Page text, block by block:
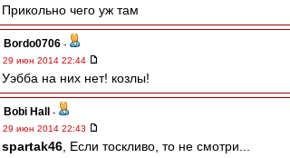
Прикольно чего уж там
Bordo0706 -
29 июн 2014 22:44
Уэбба на них нет! козлы!
Bobi Hall
-
29 июн 2014 22:43
spartak46 , Если тоскливо, то не смотри...